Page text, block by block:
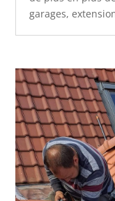
garages,